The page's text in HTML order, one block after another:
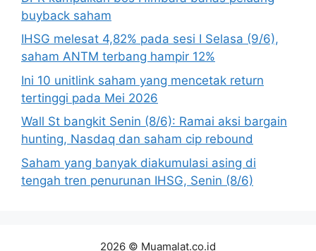
buyback saham
IHSG melesat 4,82% pada sesi I Selasa (9/6),
saham ANTM terbang hampir 12%
Ini 10 unitlink saham yang mencetak return
tertinggi pada Mei 2026
Wall St bangkit Senin (8/6): Ramai aksi bargain
hunting, Nasdaq dan saham cip rebound
Saham yang banyak diakumulasi asing di
tengah tren penurunan IHSG, Senin (8/6)
2026 © Muamalat.co.id